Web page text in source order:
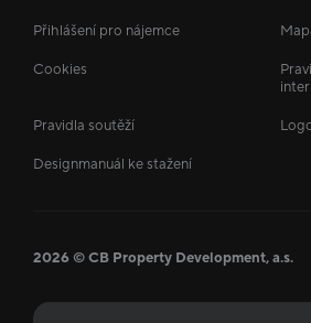
Přihlášení pro nájemce
Cookies
Pravidla soutěží
Designmanuál ke stažení
2026 © CB Property Development, a.s.